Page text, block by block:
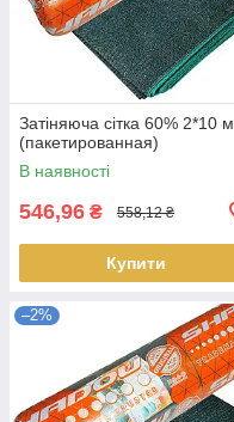
Затіняюча сітка 60% 2*10 м
(пакетированная)
В наявності
546,96 ₴ 558,12 ₴
Купити
–2%